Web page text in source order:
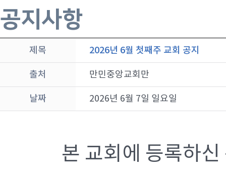
공지사항
제목 2026년 6월 첫째주 교회 공지
출처 만민중앙교회만
날짜 2026년 6월 7일 일요일
본 교회에 등록하